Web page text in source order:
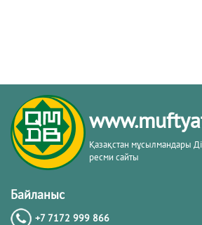
Қазақстан мұсылмандары
ресми сайты
Байланыс
+7 7172 999 866